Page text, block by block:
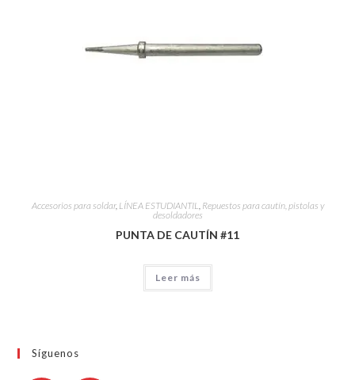
Accesorios para soldar, LÍNEA ESTUDIANTIL Repuestos para cautín, pistolas y
desoldadores
PUNTA DE CAUTÍN #11
Leer más
Síguenos